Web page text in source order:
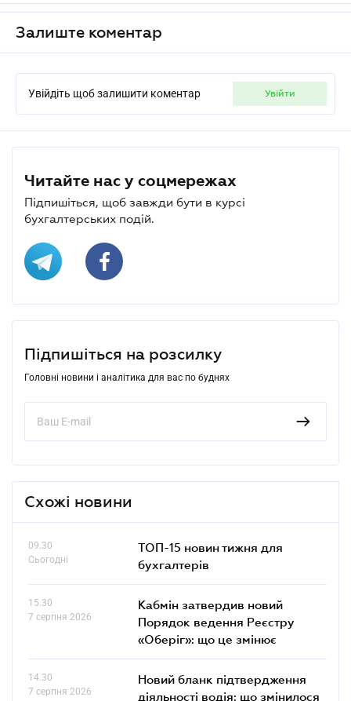
Залиште коментар
Увійдіть щоб залишити коментар увійти
Читайте нас у соцмережах
Підпишіться, щоб завжди бути в курсі
бухгалтерських подій.
Підпишіться на розсилку
Головні новини і аналітика для вас по буднях
Схожі новини
09.30
Сьогодні
ТОП-15 новин тижня для
бухгалтерів
15.30
7 серпня 2026
Кабмін затвердив новий
Порядок ведення Реєстру
«Оберіг»: що це змінює
14.30
7 серпня 2026
Новий бланк підтвердження
діяльності водія: що змінилося